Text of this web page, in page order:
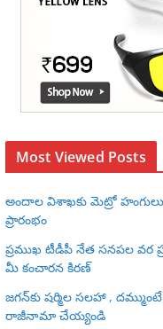
Most Viewed Posts
అందాల విశాఖకు మెట్రో
ప్రారంభం
ప్రముఖ టీడీపీ నేత సనపల వర
మీ కంచారన కిరణ్
జగన్‌కు షర్మిల సలహా , దమ్ముంటే
రాజీనామా చేయ్యండి